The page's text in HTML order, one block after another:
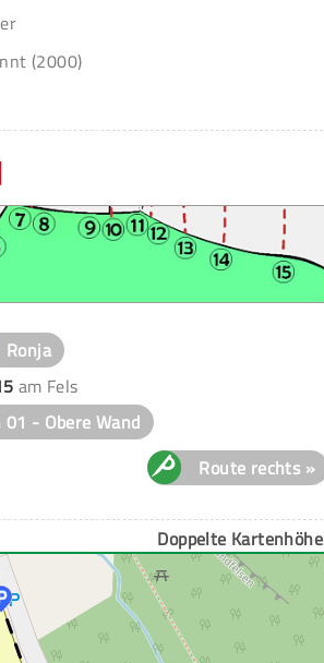
(2000)
Ronja
am Fels
01 - Obere Wand
Route rechts »
Doppelte Kartenhöhe